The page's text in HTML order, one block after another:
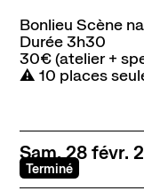
Bonlieu Scène
Durée3h30
30€ (atelier +
⚠️ 10 places
Sam. 28 févr.
Terminé
Soutiens et
Emplois
Actualités